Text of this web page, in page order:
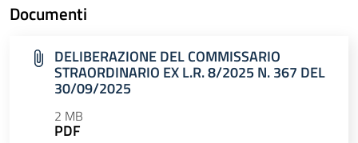
Documenti
DELIBERAZIONE DEL COMMISSARIO
STRAORDINARIO EX L.R. 8/2025 N. 367 DEL
30/09/2025
2 MB
PDF